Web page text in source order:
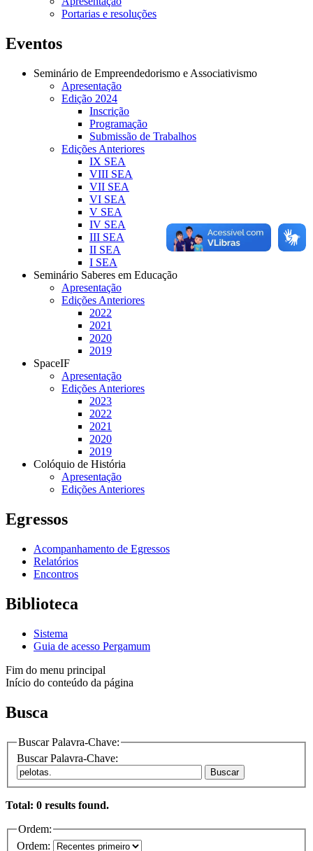
Portarias e resoluções
Eventos
Seminário de Empreendedorismo e Associativismo
Apresentação
Edição 2024
Inscrição
Programação
Submissão de Trabalhos
Edições Anteriores
IX SEA
VIII SEA
VII SEA
VI SEA
V SEA
IV SEA
III SEA
II SEA
I SEA
Seminário Saberes em Educação
Apresentação
Edições Anteriores
2022
2021
2020
2019
SpaceIF
Apresentação
Edições Anteriores
2023
2022
2021
2020
2019
Colóquio de História
Apresentação
Edições Anteriores
Egressos
Acompanhamento de Egressos
Relatórios
Encontros
Biblioteca
Sistema
Guia de acesso Pergamum
Fim do menu principal
Início do conteúdo da página
Busca
Buscar Palavra-Chave:
Buscar Palavra-Chave:
Buscar
Total: 0 results found.
Ordem:
Ordem: